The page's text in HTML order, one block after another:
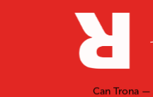
Can Trona —